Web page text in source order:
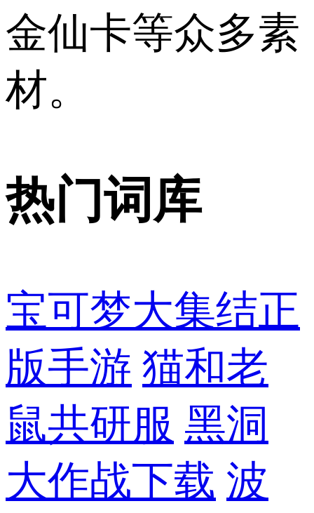
金仙卡等众多素
材。
热门词库
宝可梦大集结正
版手游 猫和老
鼠共研服 黑洞
大作战下载 波